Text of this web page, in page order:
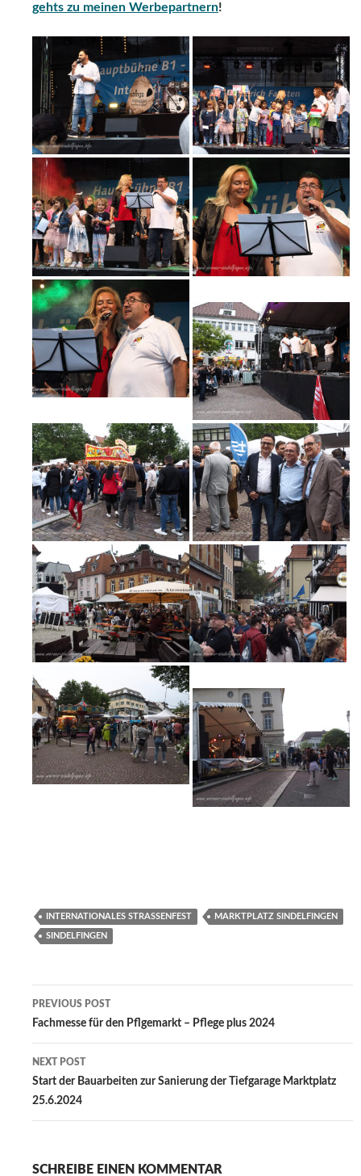
gehts zu meinen Werbepartnern!
INTERNATIONALES STRASSENFEST MARKTPLATZ SINDELFINGEN
SINDELFINGEN
Post
navigation
PREVIOUS POST
Fachmesse für den Pflgemarkt – Pflege plus 2024
NEXT POST
Start der Bauarbeiten zur Sanierung der Tiefgarage Marktplatz
25.6.2024
SCHREIBE EINEN KOMMENTAR